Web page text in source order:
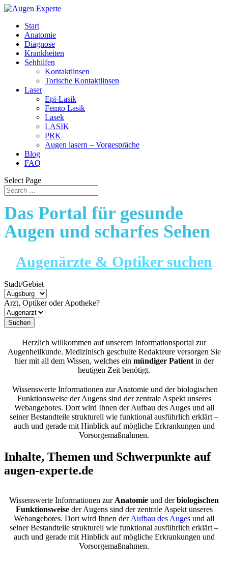
Start
Anatomie
Diagnose
Krankheiten
Sehhilfen
Kontaktlinsen
Torische Kontaktlinsen
Laser
Epi-Lasik
Femto Lasik
Lasek
LASIK
PRK
Augen lasern – Vorgespräche
Blog
FAQ
Select Page
Das Portal für gesunde
Augen und scharfes Sehen
Augenärzte & Optiker suchen
Stadt/Gebiet
Arzt, Optiker oder Apotheke?
Herzlich willkommen auf unserem Informationsportal zur
Augenheilkunde. Medizinisch geschulte Redakteure versorgen Sie
hier mit all dem Wissen, welches ein mündiger Patient in der
heutigen Zeit benötigt.
Wissenswerte Informationen zur Anatomie und der biologischen
Funktionsweise der Augens sind der zentrale Aspekt unseres
Webangebotes. Dort wird Ihnen der Aufbau des Auges und all
seiner Bestandteile strukturell wie funktional ausführlich erklärt –
auch und gerade mit Hinblick auf mögliche Erkrankungen und
Vorsorgemaßnahmen.
Inhalte, Themen und Schwerpunkte auf
augen-experte.de
Wissenswerte Informationen zur Anatomie und der biologischen
Funktionsweise der Augens sind der zentrale Aspekt unseres
Webangebotes. Dort wird Ihnen der Aufbau des Auges und all
seiner Bestandteile strukturell wie funktional ausführlich erklärt –
auch und gerade mit Hinblick auf mögliche Erkrankungen und
Vorsorgemaßnahmen.